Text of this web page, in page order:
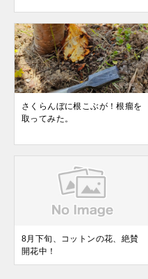
さくらんぼに根こぶが！根瘤を
取ってみた。
8月下旬、コットンの花、絶賛
開花中！